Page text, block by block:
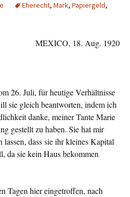
Eherecht, Mark, Papiergeld,
MEXICO, 18. Aug. 1920
26. Juli, für heutige Verhältnisse
sie gleich beantworten, indem ich
danke, meiner Tante Marie
gestellt zu haben. Sie hat mir
dass sie ihr kleines Kapital
da sie kein Haus bekommen
Tagen hier eingetroffen, nach